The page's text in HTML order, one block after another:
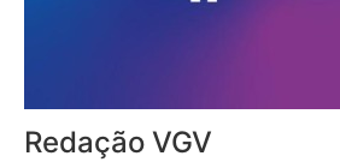
Redação VGV